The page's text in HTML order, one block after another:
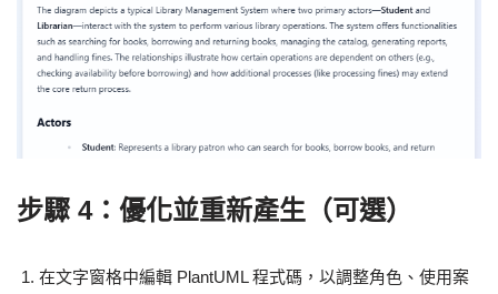
步驟 4：優化並重新產生（可選）
在文字窗格中編輯 PlantUML 程式碼，以調整角色、使用案